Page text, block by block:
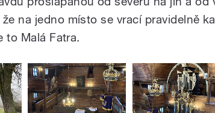
že na jedno místo se vrací pravidelně
to Malá Fatra.